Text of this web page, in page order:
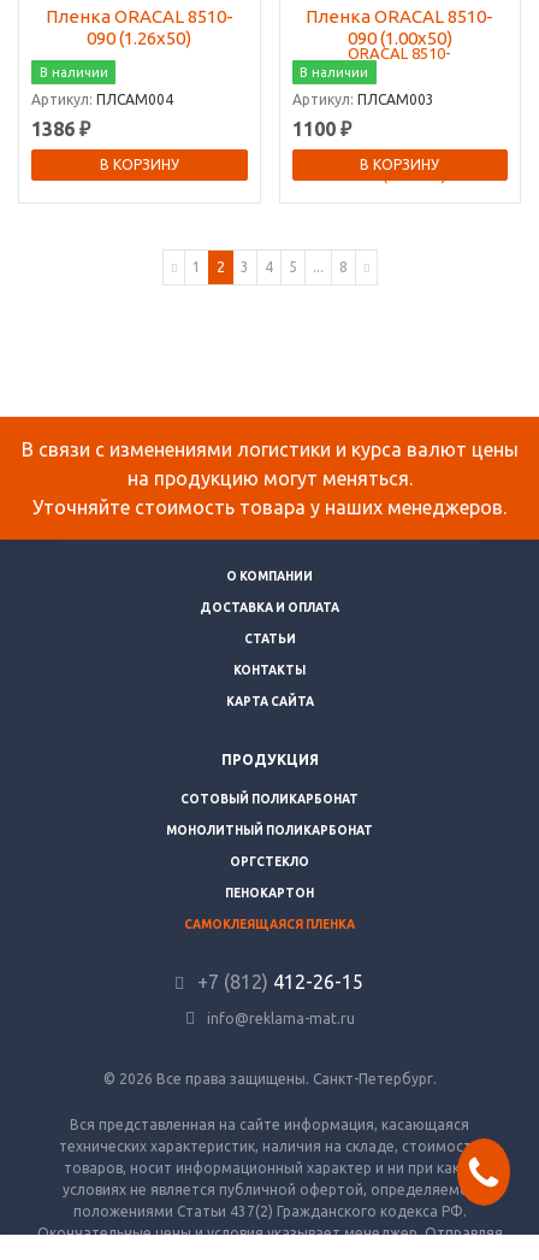
Пленка ORACAL 8510-
090 (1.26х50)
В наличии
Артикул: ПЛСАМ004
1386 ₽
В КОРЗИНУ
Пленка ORACAL 8510-
090 (1.00х50)
В наличии
Артикул: ПЛСАМ003
1100 ₽
В КОРЗИНУ
1 2 3 4 5 ... 8
В связи с изменениями логистики и курса валют цены
на продукцию могут меняться.
Уточняйте стоимость товара у наших менеджеров.
О КОМПАНИИ
ДОСТАВКА И ОПЛАТА
СТАТЬИ
КОНТАКТЫ
КАРТА САЙТА
ПРОДУКЦИЯ
СОТОВЫЙ ПОЛИКАРБОНАТ
МОНОЛИТНЫЙ ПОЛИКАРБОНАТ
ОРГСТЕКЛО
ПЕНОКАРТОН
САМОКЛЕЯЩАЯСЯ ПЛЕНКА
+7 (812) 412-26-15
info@reklama-mat.ru
© 2026 Все права защищены. Санкт-Петербург.
Вся представленная на сайте информация, касающаяся
технических характеристик, наличия на складе, стоимости
товаров, носит информационный характер и ни при каких
условиях не является публичной офертой, определяемой
положениями Статьи 437(2) Гражданского кодекса РФ.
Окончательные цены и условия указывает менеджер. Отправляя